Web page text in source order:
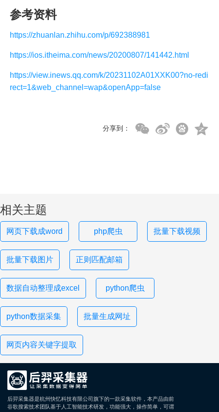
参考资料
https://zhuanlan.zhihu.com/p/692388981
https://ios.itheima.com/news/20200807/141442.html
https://view.inews.qq.com/k/20231102A01XXK00?no-redi
rect=1&web_channel=wap&openApp=false
分享到：
相关主题
网页下载成word php爬虫 批量下载视频
批量下载图片 正则匹配邮箱
数据自动整理成excel python爬虫
python数据采集 批量生成网址
网页内容关键字提取
后羿采集器是杭州快忆科技有限公司旗下的一款采集软件，本产品由前
谷歌搜索技术团队基于人工智能技术研发，功能强大，操作简单，可谓